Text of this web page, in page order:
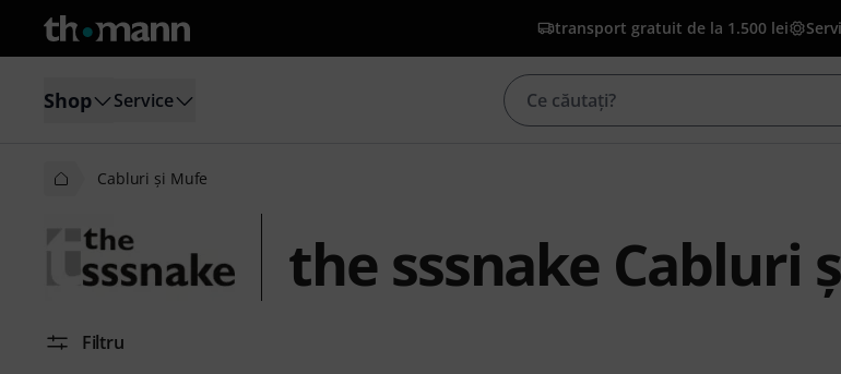
transport gratuit de la 1.500 lei
Shop Service
Cabluri şi Mufe
the sssnake Cabluri
Filtru